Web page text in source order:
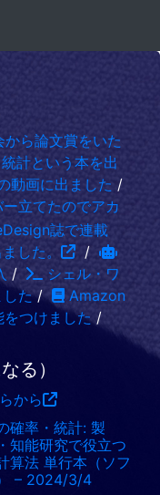
ら論文賞をいた
計という本を出
動画に出ました /
立てたのでアカ
誌で連載
した。
/
/
シェル・ワ
した/
Amazon
をつけました /
る）
から
確率・統計: 製
知能研究で役立つ
算法 単行本（ソフ
– 2024/3/4